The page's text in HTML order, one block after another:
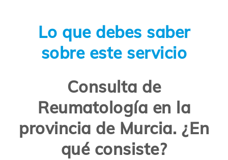
Lo que debes saber
sobre este servicio
Consulta de
Reumatología en la
provincia de Murcia. ¿En
qué consiste?